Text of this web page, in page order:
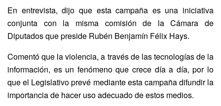
En entrevista, dijo que esta campaña es una iniciativa
conjunta con la misma comisión de la Cámara de
Diputados que preside Rubén Benjamín Félix Hays.
Comentó que la violencia, a través de las tecnologías de la
información, es un fenómeno que crece día a día, por lo
que el Legislativo prevé mediante esta campaña difundir la
importancia de hacer uso adecuado de estos medios.